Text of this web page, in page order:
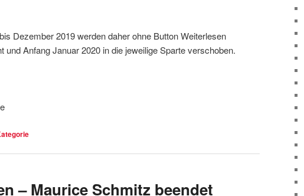
Dezember 2019 werden daher ohne Button Weiterlesen
und Anfang Januar 2020 in die jeweilige Sparte verschoben.
– Maurice Schmitz beendet